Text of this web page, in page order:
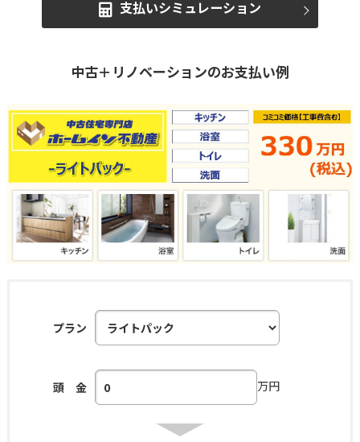
支払いシミュレーション
中古＋リノベーションのお支払い例
プラン
頭 金 万円